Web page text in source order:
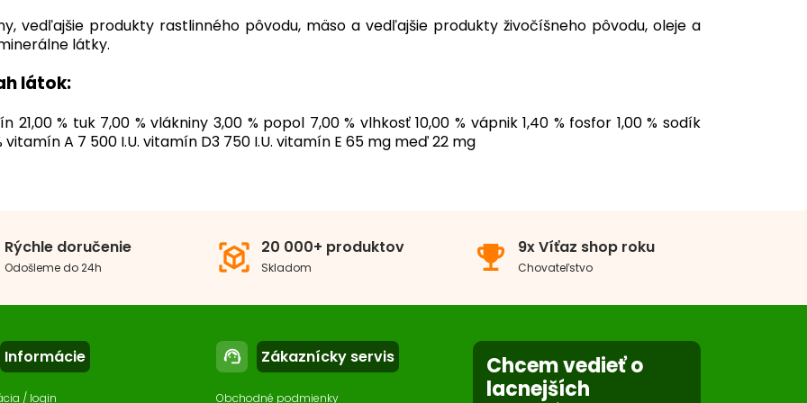
vedľajšie produkty rastlinného pôvodu, mäso a vedľajšie produkty živočíšneho pôvodu, oleje a
látky.
látok:
21,00 % tuk 7,00 % vlákniny 3,00 % popol 7,00 % vlhkosť 10,00 % vápnik 1,40 % fosfor 1,00 % sodík
vitamín A 7 500 I.U. vitamín D3 750 I.U. vitamín E 65 mg meď 22 mg
Dospelý pes
Rýchle doručenie
Odošleme do 24h view_in_ar 20 000+ produktov
Skladom emoji_events 9x Víťaz shop roku
Chovateľstvo
Informácie
/ login
support_agent Zákaznícky servis
Obchodné podmienky
Chcem vedieť o
lacnejších